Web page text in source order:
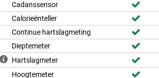
Cadanssensor
Calorieënteller
Continue hartslagmeting
Dieptemeter
Hartslagmeter
Hoogtemeter